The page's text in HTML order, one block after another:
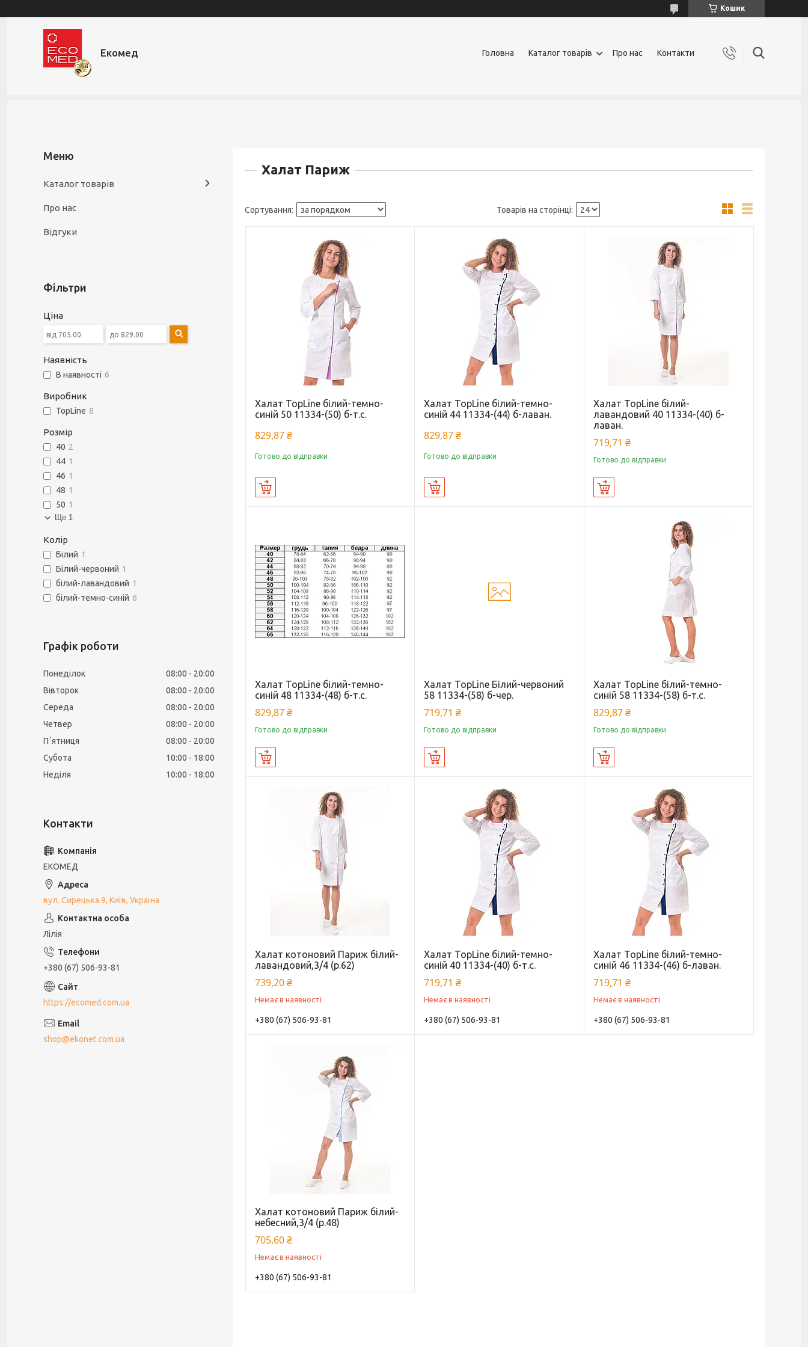
Кошик
Екомед Головна Каталог товарів Про нас Контакти
Халат Париж
Халат TopLine білий-темно-
синій 50 11334-(50) б-т.с.
829,87 ₴
Готово до відправки
Халат TopLine білий-темно-
синій 44 11334-(44) б-лаван.
829,87 ₴
Готово до відправки
Халат TopLine білий-
лавандовий 40 11334-(40) б-
лаван.
719,71 ₴
Готово до відправки
Халат TopLine білий-темно-
синій 48 11334-(48) б-т.с.
829,87 ₴
Готово до відправки
Халат TopLine Білий-червоний
58 11334-(58) б-чер.
719,71 ₴
Готово до відправки
Халат TopLine білий-темно-
синій 58 11334-(58) б-т.с.
829,87 ₴
Готово до відправки
Халат котоновий Париж білий-
лавандовий,3/4 (р.62)
739,20 ₴
Немає в наявності
+380 (67) 506-93-81
Халат TopLine білий-темно-
синій 40 11334-(40) б-т.с.
719,71 ₴
Немає в наявності
+380 (67) 506-93-81
Халат TopLine білий-темно-
синій 46 11334-(46) б-лаван.
719,71 ₴
Немає в наявності
+380 (67) 506-93-81
Халат котоновий Париж білий-
небесний,3/4 (р.48)
705,60 ₴
Немає в наявності
+380 (67) 506-93-81
Каталог товарів
Про нас
Відгуки
Фільтри
Ціна
Наявність
В наявності 6
Виробник
TopLine 8
Розмір
40 2
44 1
46 1
48 1
50 1
Ще 1
Колір
Білий 1
Білий-червоний 1
білий-лавандовий 1
білий-темно-синій 6
Графік роботи
Понеділок 08:00
20:00
Вівторок
08:00
20:00
Середа
08:00
20:00
Четвер
08:00
20:00
Пʼятниця
08:00
20:00
Субота
10:00
18:00
Неділя
10:00 18:00
ЕКОМЕД
вул. Сирецька 9, Київ, Україна
Лілія
+380 (67) 506-93-81
https://ecomed.com.ua
shop@ekonet.com.ua